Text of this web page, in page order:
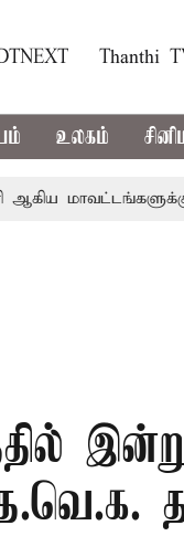
Thanthi
உலகம்
கன